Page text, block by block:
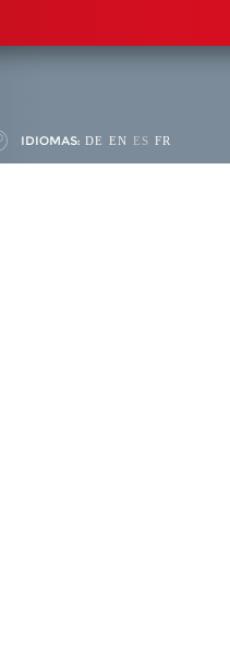
IDIOMAS: DE EN ES FR